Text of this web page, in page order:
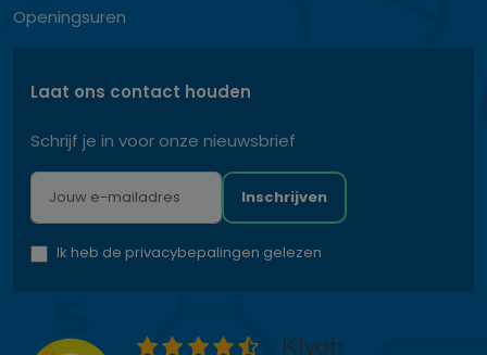
Openingsuren
Laat ons contact houden
Schrijf je in voor onze nieuwsbrief
Inschrijven
Ik heb de privacybepalingen gelezen